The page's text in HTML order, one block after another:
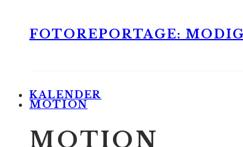
FOTOREPORTAGE:
KALENDER
MOTION
MOTION